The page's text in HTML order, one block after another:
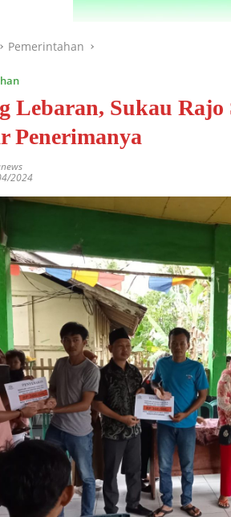
Pemerintahan
Lebaran, Sukau
Penerimanya
2024